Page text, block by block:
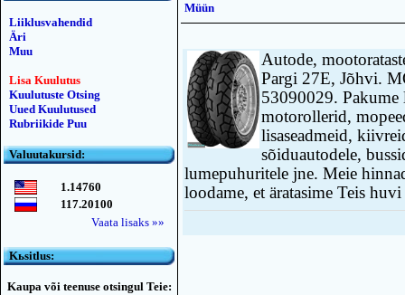
Liiklusvahendid
Äri
Muu
Lisa Kuulutus
Kuulutuste Otsing
Uued Kuulutused
Rubriikide Puu
Valuutakursid:
1.14760
117.20100
Vaata lisaks »»
Kьsitlus:
Kaupa või teenuse otsingul Teie:
Müün
Autode,
Pargi 27E, Jõhvi.
53090029. Pakume
motorollerid,
lisaseadmeid,
sõiduautodele,
lumepuhuritele jne. Meie
loodame, et äratasime Teis